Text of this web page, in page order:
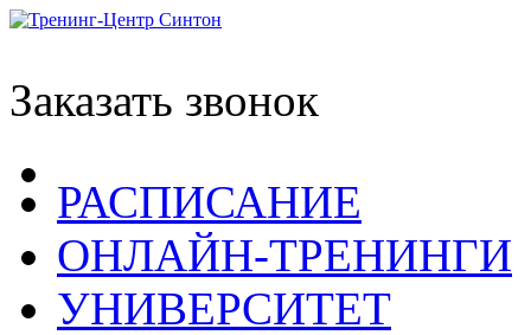
Заказать звонок
РАСПИСАНИЕ
ОНЛАЙН-ТРЕНИНГИ
УНИВЕРСИТЕТ